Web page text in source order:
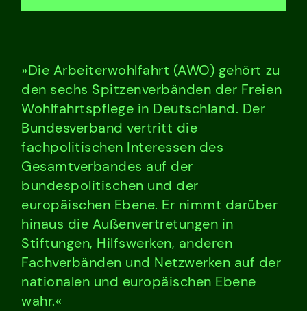
»Die Arbeiterwohlfahrt (AWO) gehört zu
den sechs Spitzenverbänden der Freien
Wohlfahrtspflege in Deutschland. Der
Bundesverband vertritt die
fachpolitischen Interessen des
Gesamtverbandes auf der
bundespolitischen und der
europäischen Ebene. Er nimmt darüber
hinaus die Außenvertretungen in
Stiftungen, Hilfswerken, anderen
Fachverbänden und Netzwerken auf der
nationalen und europäischen Ebene
wahr.«